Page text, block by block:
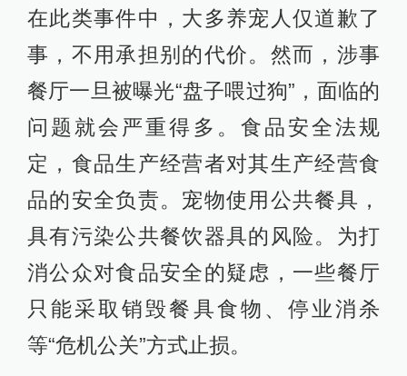
在此类事件中，大多养宠人仅道歉了
事，不用承担别的代价。然而，涉事
餐厅一旦被曝光“盘子喂过狗”，面临的
问题就会严重得多。食品安全法规
定，食品生产经营者对其生产经营食
品的安全负责。宠物使用公共餐具，
具有污染公共餐饮器具的风险。为打
消公众对食品安全的疑虑，一些餐厅
只能采取销毁餐具食物、停业消杀
等“危机公关”方式止损。